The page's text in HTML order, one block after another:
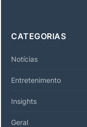
CATEGORIAS
Notícias
Entretenimento
Insights
Geral